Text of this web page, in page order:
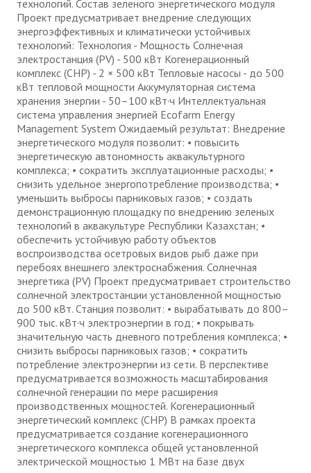
технологий. Состав зеленого энергетического модуля
Проект предусматривает внедрение следующих
энергоэффективных и климатически устойчивых
технологий: Технология - Мощность Солнечная
электростанция (PV) - 500 кВт Когенерационный
комплекс (CHP) - 2 × 500 кВт Тепловые насосы - до 500
кВт тепловой мощности Аккумуляторная система
хранения энергии - 50–100 кВт·ч Интеллектуальная
система управления энергией Ecofarm Energy
Management System Ожидаемый результат: Внедрение
энергетического модуля позволит: • повысить
энергетическую автономность аквакультурного
комплекса; • сократить эксплуатационные расходы; •
снизить удельное энергопотребление производства; •
уменьшить выбросы парниковых газов; • создать
демонстрационную площадку по внедрению зеленых
технологий в аквакультуре Республики Казахстан; •
обеспечить устойчивую работу объектов
воспроизводства осетровых видов рыб даже при
перебоях внешнего электроснабжения. Солнечная
энергетика (PV) Проект предусматривает строительство
солнечной электростанции установленной мощностью
до 500 кВт. Станция позволит: • вырабатывать до 800–
900 тыс. кВт·ч электроэнергии в год; • покрывать
значительную часть дневного потребления комплекса; •
снизить выбросы парниковых газов; • сократить
потребление электроэнергии из сети. В перспективе
предусматривается возможность масштабирования
солнечной генерации по мере расширения
производственных мощностей. Когенерационный
энергетический комплекс (CHP) В рамках проекта
предусматривается создание когенерационного
энергетического комплекса общей установленной
электрической мощностью 1 МВт на базе двух